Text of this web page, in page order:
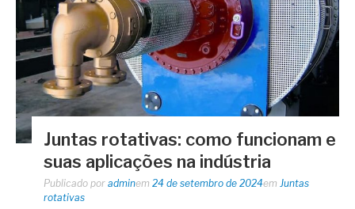
Juntas rotativas: como funcionam e
suas aplicações na indústria
Publicado por adminem 24 de setembro de 2024em Juntas
rotativas